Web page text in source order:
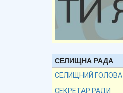
СЕЛИЩНА РАДА
СЕЛИЩНИЙ ГОЛОВА
СЕКРЕТАР РАДИ